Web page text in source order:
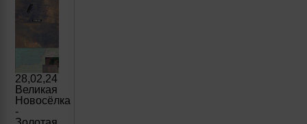
28,02,24
Великая
Новосёлка
-